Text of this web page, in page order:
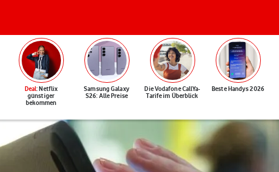
Deal: Netflix
günstiger
bekommen
Samsung Galaxy
S26: Alle Preise
Die Vodafone CallYa-
Tarife im Überblick
Beste Handys 2026